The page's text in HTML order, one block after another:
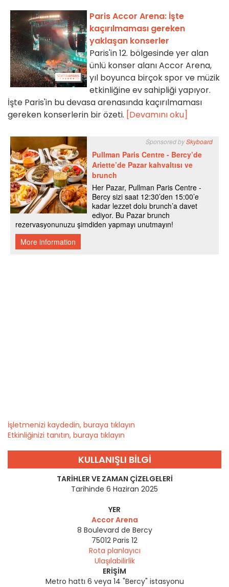
Paris Accor Arena: İşte
kaçırılmaması gereken
yaklaşan konserler
Paris'in 12. bölgesinde yer alan
ünlü konser alanı Accor Arena,
yıl boyunca birçok spor ve müzik
etkinliğine ev sahipliği yapıyor.
İşte Paris'in bu devasa arenasında kaçırılmaması
gereken konserlerin bir özeti. [Devamını oku]
İşletmenizi kaydedin, buraya tıklayın
Etkinliğinizi tanıtın, buraya tıklayın
KULLANIŞLI BILGI
TARIHLER VE ZAMAN ÇIZELGELERI
Tarihinde 6 Haziran 2025
YER
Accor Arena
8 Boulevard de Bercy
75012 Paris 12
Rota planlayıcı
Ulaşılabilirlik
ERIŞIM
Metro hattı 6 veya 14 "Bercy" istasyonu